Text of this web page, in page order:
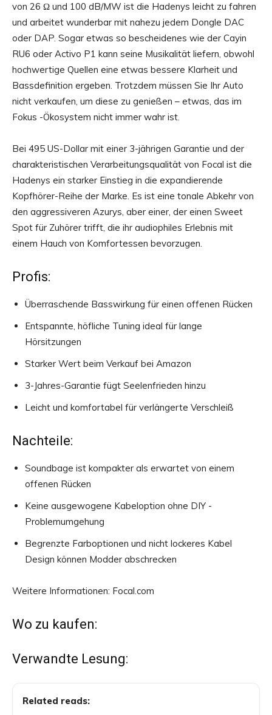
von 26 Ω und 100 dB/MW ist die Hadenys leicht zu fahren
und arbeitet wunderbar mit nahezu jedem Dongle DAC
oder DAP. Sogar etwas so bescheidenes wie der Cayin
RU6 oder Activo P1 kann seine Musikalität liefern, obwohl
hochwertige Quellen eine etwas bessere Klarheit und
Bassdefinition ergeben. Trotzdem müssen Sie Ihr Auto
nicht verkaufen, um diese zu genießen – etwas, das im
Fokus -Ökosystem nicht immer wahr ist.
Bei 495 US-Dollar mit einer 3-jährigen Garantie und der
charakteristischen Verarbeitungsqualität von Focal ist die
Hadenys ein starker Einstieg in die expandierende
Kopfhörer-Reihe der Marke. Es ist eine tonale Abkehr von
den aggressiveren Azurys, aber einer, der einen Sweet
Spot für Zuhörer trifft, die ihr audiophiles Erlebnis mit
einem Hauch von Komfortessen bevorzugen.
Profis:
Überraschende Basswirkung für einen offenen Rücken
Entspannte, höfliche Tuning ideal für lange
Hörsitzungen
Starker Wert beim Verkauf bei Amazon
3-Jahres-Garantie fügt Seelenfrieden hinzu
Leicht und komfortabel für verlängerte Verschleiß
Nachteile:
Soundbage ist kompakter als erwartet von einem
offenen Rücken
Keine ausgewogene Kabeloption ohne DIY -
Problemumgehung
Begrenzte Farboptionen und nicht lockeres Kabel
Design können Modder abschrecken
Weitere Informationen: Focal.com
Wo zu kaufen:
Verwandte Lesung:
Related reads: